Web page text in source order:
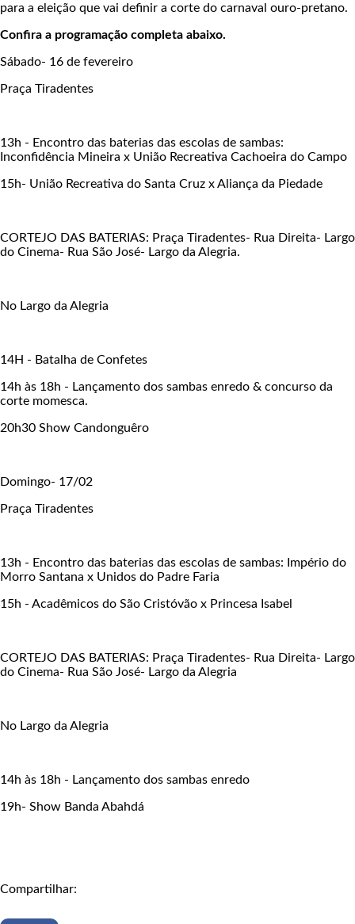
para a eleição que vai definir a corte do carnaval ouro-pretano.
Confira a programação completa abaixo.
Sábado- 16 de fevereiro
Praça Tiradentes
13h - Encontro das baterias das escolas de sambas:
Inconfidência Mineira x União Recreativa Cachoeira do Campo
15h- União Recreativa do Santa Cruz x Aliança da Piedade
CORTEJO DAS BATERIAS: Praça Tiradentes- Rua Direita- Largo
do Cinema- Rua São José- Largo da Alegria.
No Largo da Alegria
14H - Batalha de Confetes
14h às 18h - Lançamento dos sambas enredo & concurso da
corte momesca.
20h30 Show Candonguêro
Domingo- 17/02
Praça Tiradentes
13h - Encontro das baterias das escolas de sambas: Império do
Morro Santana x Unidos do Padre Faria
15h - Acadêmicos do São Cristóvão x Princesa Isabel
CORTEJO DAS BATERIAS: Praça Tiradentes- Rua Direita- Largo
do Cinema- Rua São José- Largo da Alegria
No Largo da Alegria
14h às 18h - Lançamento dos sambas enredo
19h- Show Banda Abahdá
Compartilhar: